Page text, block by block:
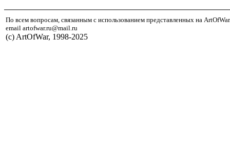
По всем вопросам, связанным с использованием представленных на
email artofwar.ru@mail.ru
(с) ArtOfWar, 1998-2025